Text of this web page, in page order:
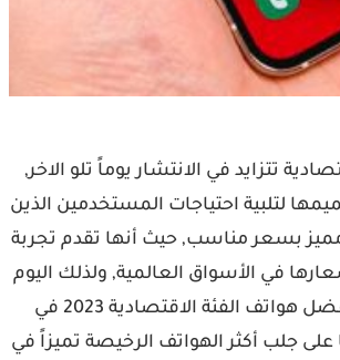
تتزايد في الانتشار يوماً تلو الاخر,
لتلبية احتياجات المستخدمين الذين
بسعر مناسب, حيث أنها تقدم تجربة
في الأسواق العالمية, ولذلك اليوم
سوف نتناول أفضل هواتف الفئة الاقتصادية 2023 في
جلب أكثر الهواتف الرخيصة تميزاً في